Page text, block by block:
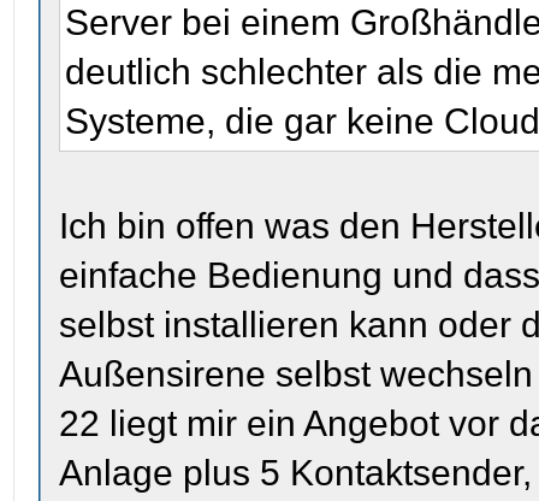
Server bei einem
deutlich schlechter als die
Systeme, die gar keine
Ich bin offen was den
einfache Bedienung und
selbst installieren kann oder
Außensirene selbst
22 liegt mir ein Angebot vor
Anlage plus 5